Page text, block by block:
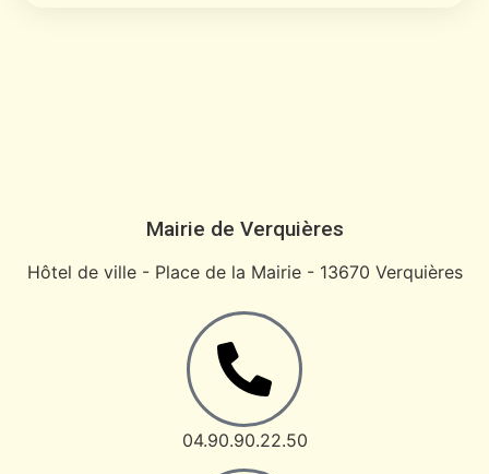
Mairie de Verquières
Hôtel de ville - Place de la Mairie - 13670 Verquières
04.90.90.22.50